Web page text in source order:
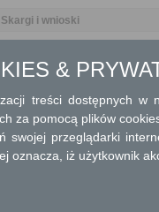
Skargi i wnioski
naruszenie praworządności lub
mogą być między innymi sprawy
Informacje dodatkowe
Organy państwowe, organy
&
treści dostępnych w
za pomocą plików
swojej przeglądarki
oznacza, iż użytkownik